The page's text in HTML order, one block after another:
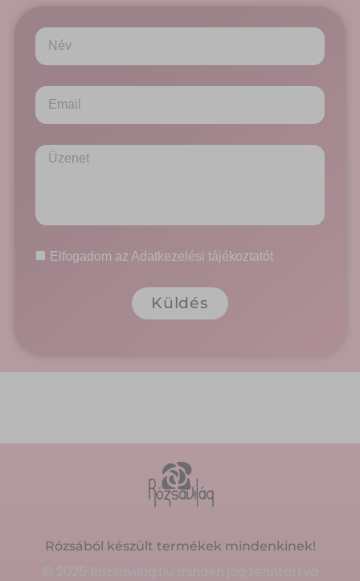
Elfogadom az Adatkezelési tájékoztatót
Küldés
Rózsából készült termékek mindenkinek!